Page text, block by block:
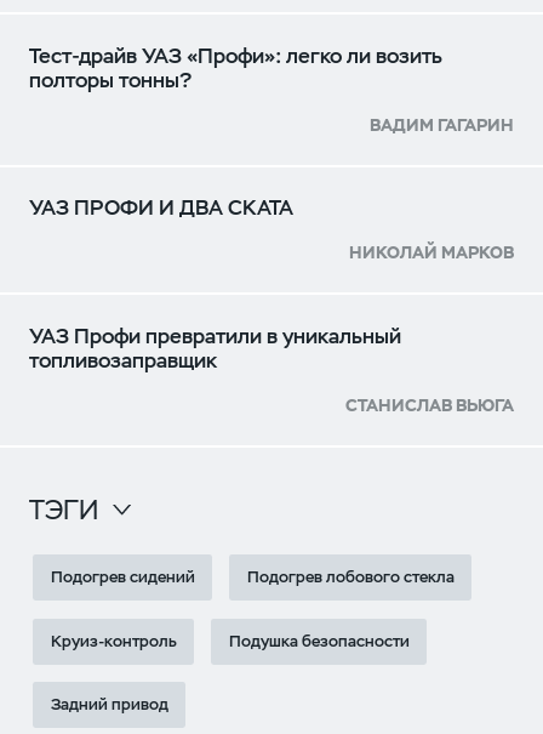
Тест-драйв УАЗ «Профи»: легко ли возить
полторы тонны?
ВАДИМ ГАГАРИН
УАЗ ПРОФИ И ДВА СКАТА
НИКОЛАЙ МАРКОВ
УАЗ Профи превратили в уникальный
топливозаправщик
СТАНИСЛАВ ВЬЮГА
ТЭГИ
Подогрев сидений Подогрев лобового стекла
Круиз-контроль Подушка безопасности
Задний привод